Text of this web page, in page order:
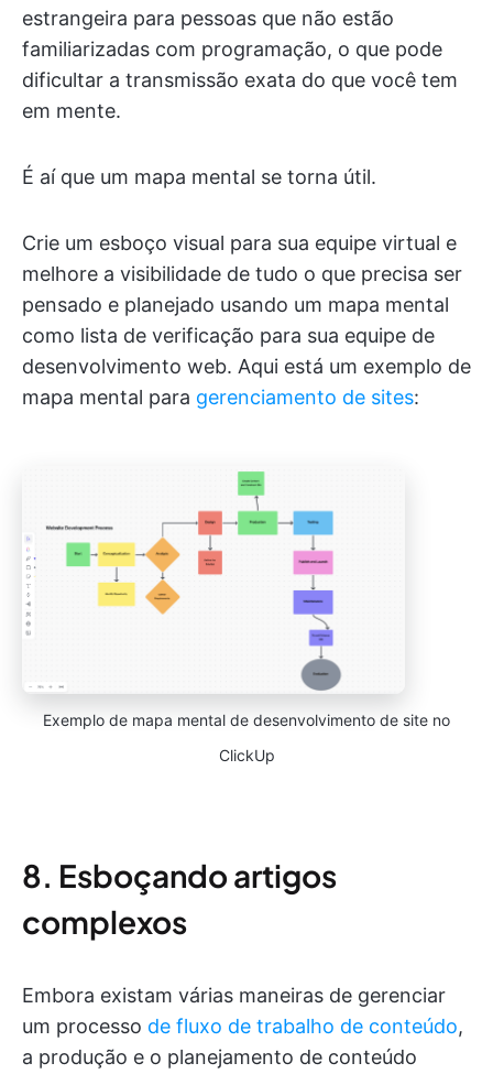
estrangeira para pessoas que não estão
familiarizadas com programação, o que pode
dificultar a transmissão exata do que você tem
em mente.
É aí que um mapa mental se torna útil.
Crie um esboço visual para sua equipe virtual e
melhore a visibilidade de tudo o que precisa ser
pensado e planejado usando um mapa mental
como lista de verificação para sua equipe de
desenvolvimento web. Aqui está um exemplo de
mapa mental para gerenciamento de sites:
Exemplo de mapa mental de desenvolvimento de site no
ClickUp
8. Esboçando artigos
complexos
Embora existam várias maneiras de gerenciar
um processo de fluxo de trabalho de conteúdo,
a produção e o planejamento de conteúdo